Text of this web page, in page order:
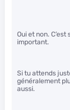
Oui et non.
important.
Si tu attends
généralement
aussi.